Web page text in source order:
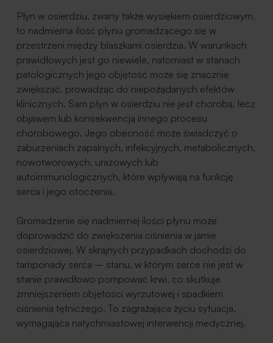
Płyn w osierdziu, zwany także wysiękiem osierdziowym,
to nadmierna ilość płynu gromadzącego się w
przestrzeni między blaszkami osierdzia. W warunkach
prawidłowych jest go niewiele, natomiast w stanach
patologicznych jego objętość może się znacznie
zwiększać, prowadząc do niepożądanych efektów
klinicznych. Sam płyn w osierdziu nie jest chorobą, lecz
objawem lub konsekwencją innego procesu
chorobowego. Jego obecność może świadczyć o
zaburzeniach zapalnych, infekcyjnych, metabolicznych,
nowotworowych, urazowych lub
autoimmunologicznych, które wpływają na funkcję
serca i jego otoczenia.
Gromadzenie się nadmiernej ilości płynu może
doprowadzić do zwiększenia ciśnienia w jamie
osierdziowej. W skrajnych przypadkach dochodzi do
tamponady serca – stanu, w którym serce nie jest w
stanie prawidłowo pompować krwi, co skutkuje
zmniejszeniem objętości wyrzutowej i spadkiem
ciśnienia tętniczego. To zagrażająca życiu sytuacja,
wymagająca natychmiastowej interwencji medycznej.